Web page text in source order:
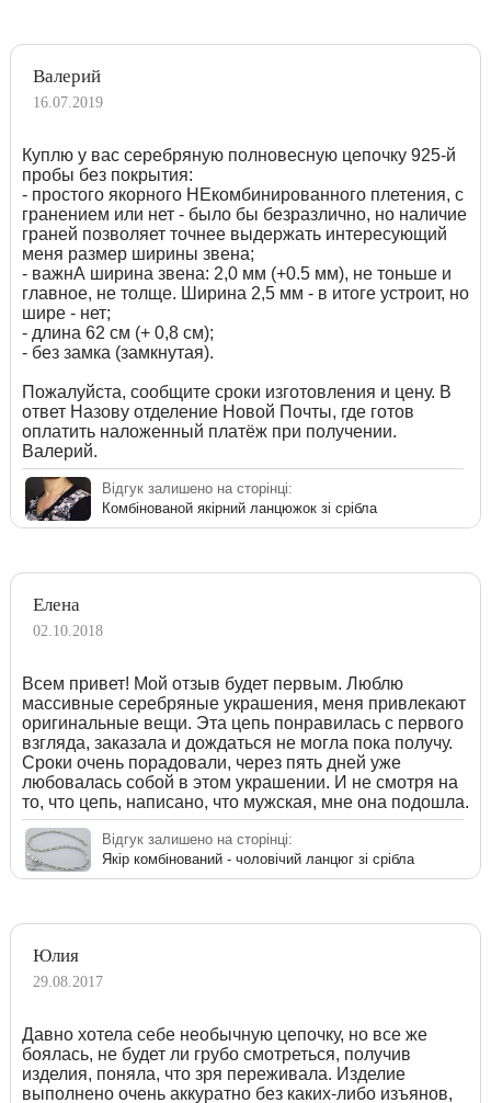
Валерий
16.07.2019
Куплю у вас серебряную полновесную цепочку 925-й
пробы без покрытия:
- простого якорного НЕкомбинированного плетения, с
гранением или нет - было бы безразлично, но наличие
граней позволяет точнее выдержать интересующий
меня размер ширины звена;
- важнА ширина звена: 2,0 мм (+0.5 мм), не тоньше и
главное, не толще. Ширина 2,5 мм - в итоге устроит, но
шире - нет;
- длина 62 см (+ 0,8 см);
- без замка (замкнутая).
Пожалуйста, сообщите сроки изготовления и цену. В
ответ Назову отделение Новой Почты, где готов
оплатить наложенный платёж при получении.
Валерий.
Відгук залишено на сторінці:
Комбінованой якірний ланцюжок зі срібла
Елена
02.10.2018
Всем привет! Мой отзыв будет первым. Люблю
массивные серебряные украшения, меня привлекают
оригинальные вещи. Эта цепь понравилась с первого
взгляда, заказала и дождаться не могла пока получу.
Сроки очень порадовали, через пять дней уже
любовалась собой в этом украшении. И не смотря на
то, что цепь, написано, что мужская, мне она подошла.
Відгук залишено на сторінці:
Якір комбінований - чоловічий ланцюг зі срібла
Юлия
29.08.2017
Давно хотела себе необычную цепочку, но все же
боялась, не будет ли грубо смотреться, получив
изделия, поняла, что зря переживала. Изделие
выполнено очень аккуратно без каких-либо изъянов,